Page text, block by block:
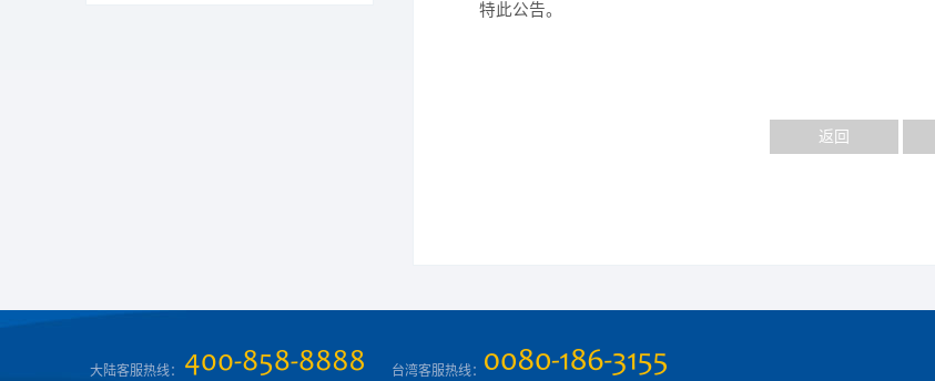
特此公告。
返回
大陆客服热线： 台湾客服热线：